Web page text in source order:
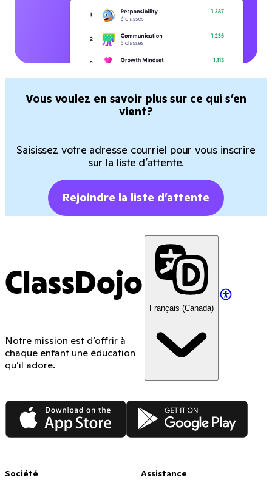
Vous voulez en savoir plus sur ce qui s’en
vient?
Saisissez votre adresse courriel pour vous inscrire
sur la liste d’attente.
Rejoindre la liste d’attente
ClassDojo
Notre mission est d’offrir à
chaque enfant une éducation
qu’il adore.
Français (Canada)
App Store Google Play
Société Assistance